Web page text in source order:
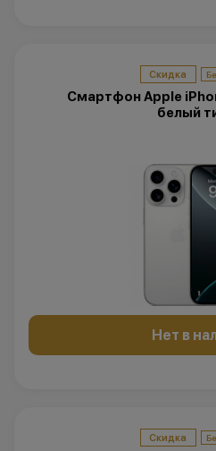
Скидка
Смартфон Apple
белый
Нет в
Скидка